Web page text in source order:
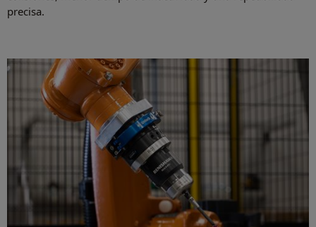
precisa.